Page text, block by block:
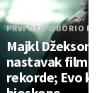
PRVI DEO OBORIO
Majkl Džekson
nastavak
rekorde; Evo